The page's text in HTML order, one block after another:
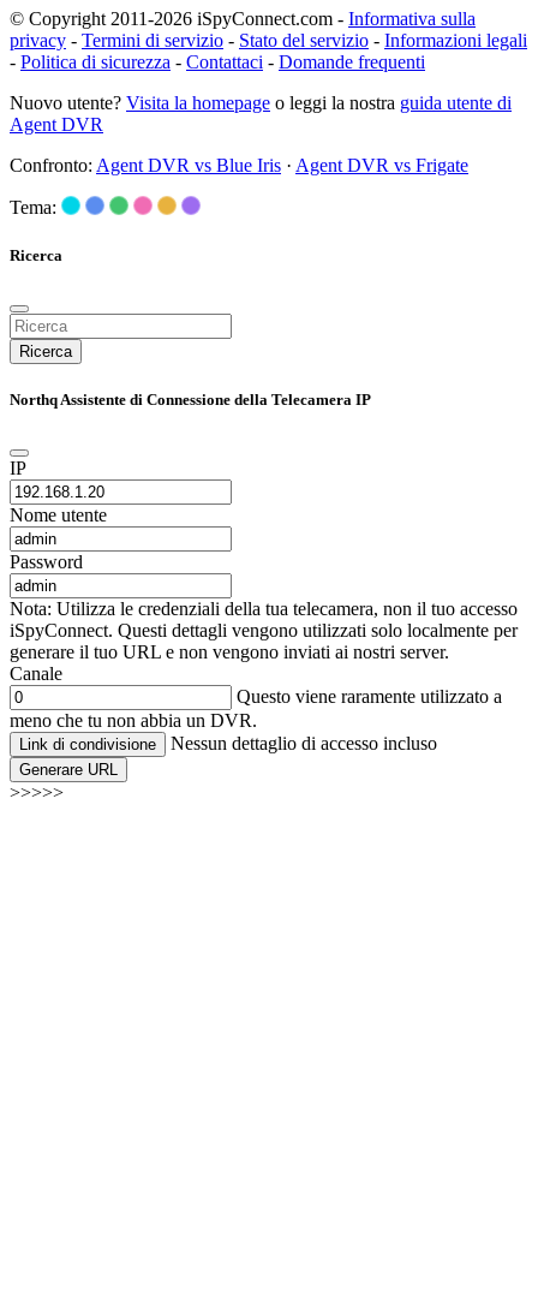
© Copyright 2011-2026 iSpyConnect.com - Informativa sulla
privacy - Termini di servizio - Stato del servizio - Informazioni legali
- Politica di sicurezza - Contattaci - Domande frequenti
Nuovo utente? Visita la homepage o leggi la nostra guida utente di
Agent DVR
Confronto: Agent DVR vs Blue Iris · Agent DVR vs Frigate
Tema:
Ricerca
Ricerca
Northq Assistente di Connessione della Telecamera IP
IP
Nome utente
Password
Nota: Utilizza le credenziali della tua telecamera, non il tuo accesso
iSpyConnect. Questi dettagli vengono utilizzati solo localmente per
generare il tuo URL e non vengono inviati ai nostri server.
Canale
Questo viene raramente utilizzato a
meno che tu non abbia un DVR.
Link di condivisione Nessun dettaglio di accesso incluso
Generare URL
>>>>>